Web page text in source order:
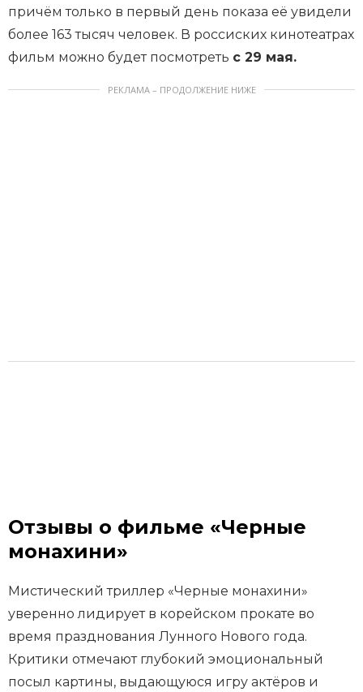
причём только в первый день показа её увидели
более 163 тысяч человек. В россиских кинотеатрах
фильм можно будет посмотреть с 29 мая.
РЕКЛАМА – ПРОДОЛЖЕНИЕ НИЖЕ
Отзывы о фильме «Черные
монахини»
Мистический триллер «Черные монахини»
уверенно лидирует в корейском прокате во
время празднования Лунного Нового года.
Критики отмечают глубокий эмоциональный
посыл картины, выдающуюся игру актёров и